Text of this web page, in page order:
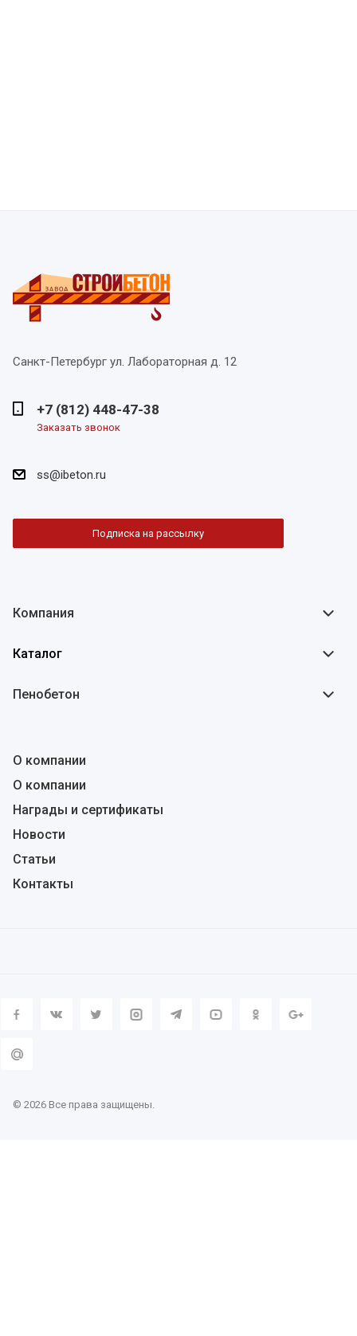
Санкт-Петербург ул. Лабораторная д. 12
+7 (812) 448-47-38
Заказать звонок
ss@ibeton.ru
Подписка на рассылку
Компания
Каталог
Пенобетон
О компании
О компании
Награды и сертификаты
Новости
Статьи
Контакты
© 2026 Все права защищены.